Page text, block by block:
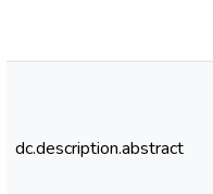
dc.description.abstract